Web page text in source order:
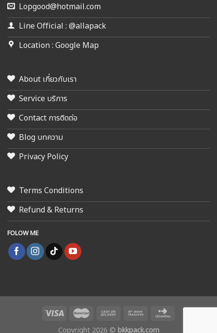
Lopgood@hotmail.com
Line Official : @allapack
Location : Google Map
About เกี่ยวกับเรา
Service บริการ
Contact การติดต่อ
Blog บทความ
Privacy Policy
Terms Conditions
Refund & Returns
FOLOW ME
Copyright 2026 © bkkpack.com